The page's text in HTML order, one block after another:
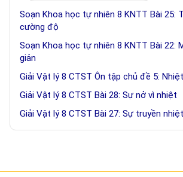
Soạn Khoa học tự nhiên 8 KNTT Bài 25:
cường độ
Soạn Khoa học tự nhiên 8 KNTT Bài 22:
giản
Giải Vật lý 8 CTST Ôn tập chủ đề 5: Nhiệt
Giải Vật lý 8 CTST Bài 28: Sự nở vì nhiệt
Giải Vật lý 8 CTST Bài 27: Sự truyền nhiệt